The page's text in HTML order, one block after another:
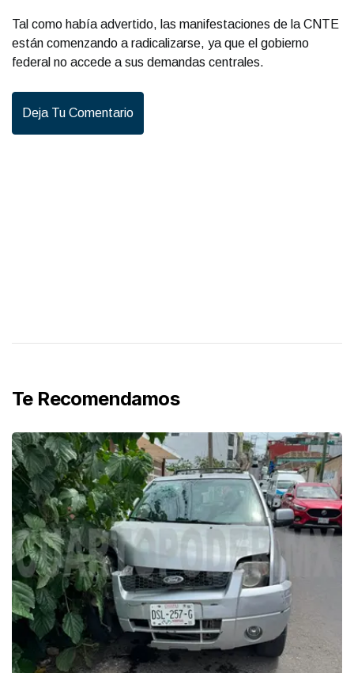
Tal como había advertido, las manifestaciones de la CNTE
están comenzando a radicalizarse, ya que el gobierno
federal no accede a sus demandas centrales.
Deja Tu Comentario
Te Recomendamos